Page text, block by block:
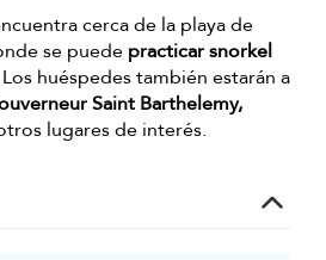
cerca de la playa de
se puede practicar snorkel
Los huéspedes también estarán a
Saint Barthelemy,
lugares de interés.